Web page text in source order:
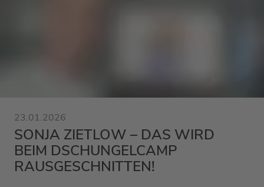
23.01.2026
SONJA ZIETLOW – DAS WIRD
BEIM DSCHUNGELCAMP
RAUSGESCHNITTEN!